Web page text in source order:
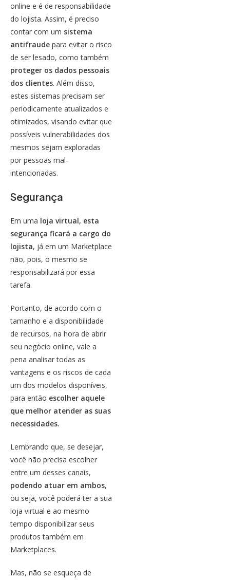
online e é de responsabilidade
do lojista. Assim, é preciso
contar com um sistema
antifraude para evitar o risco
de ser lesado, como também
proteger os dados pessoais
dos clientes. Além disso,
estes sistemas precisam ser
periodicamente atualizados e
otimizados, visando evitar que
possíveis vulnerabilidades dos
mesmos sejam exploradas
por pessoas mal-
intencionadas.
Segurança
Em uma loja virtual, esta
segurança ficará a cargo do
lojista, já em um Marketplace
não, pois, o mesmo se
responsabilizará por essa
tarefa.
Portanto, de acordo com o
tamanho e a disponibilidade
de recursos, na hora de abrir
seu negócio online, vale a
pena analisar todas as
vantagens e os riscos de cada
um dos modelos disponíveis,
para então escolher aquele
que melhor atender as suas
necessidades.
Lembrando que, se desejar,
você não precisa escolher
entre um desses canais,
podendo atuar em ambos,
ou seja, você poderá ter a sua
loja virtual e ao mesmo
tempo disponibilizar seus
produtos também em
Marketplaces.
Mas, não se esqueça de